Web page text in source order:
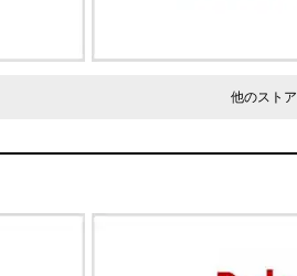
他のストア